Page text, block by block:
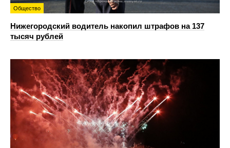
Общество
Нижегородский водитель накопил штрафов на 137
тысяч рублей